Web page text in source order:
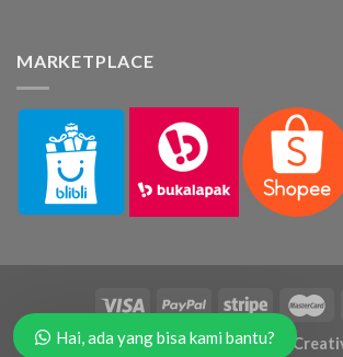
MARKETPLACE
Copyright 2026 © Hammus
Hai, ada yang bisa kami bantu?